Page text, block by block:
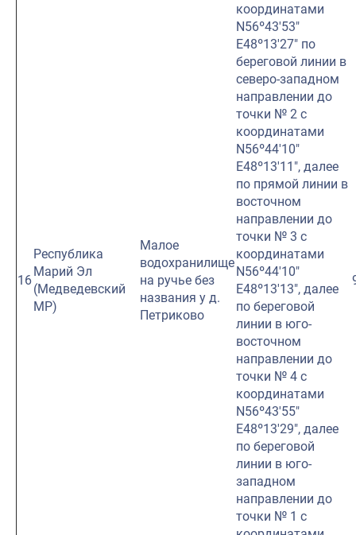
16
Республика
Марий Эл
(Медведевский
МР)
Малое
водохранилище
на ручье без
названия у д.
Петриково
координатами
N56º43′53″
E48º13′27″ по
береговой линии в
северо-западном
направлении до
точки № 2 с
координатами
N56º44′10″
E48º13′11″, далее
по прямой линии в
восточном
направлении до
точки № 3 с
координатами
N56º44′10″
E48º13′13″, далее
по береговой
линии в юго-
восточном
направлении до
точки № 4 с
координатами
N56º43′55″
E48º13′29″, далее
по береговой
линии в юго-
западном
направлении до
точки № 1 с